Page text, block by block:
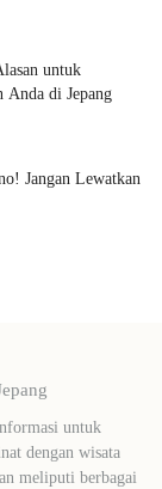
untuk
Anda di Jepang
Jangan Lewatkan
untuk
dengan wisata
meliputi berbagai